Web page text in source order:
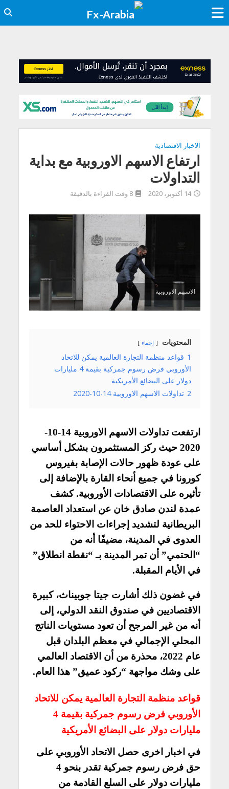
الاخبار الاقتصادية
ارتفاع الاسهم الاوروبية مع بداية
التداولات
14 أكتوبر، 2020 8 وقت القراءة بالدقيقة
الاسهم الاوروبية
المحتويات إخفاء
1 قواعد منظمة التجارة العالمية يمكن للاتحاد
الأوروبي فرض رسوم جمركية بقيمة 4 مليارات
دولار على البضائع الأمريكية
2 تداولات الاسهم الاوروبية 14-10-2020
ارتفعت تداولات الاسهم الاوروبية 14-10-
2020 حيث ركز المستثمرون بشكل أساسي
على عودة ظهور حالات الإصابة بفيروس
كورونا في جميع أنحاء القارة بالإضافة إلى
تأثيره على الاقتصادات الأوروبية. كشف
عمدة لندن صادق خان عن استعداد العاصمة
البريطانية لتشديد إجراءات الاحتواء للحد من
العدوى في المدينة، مضيفًا أنه من
“الحتمي” أن تمر المدينة بـ “نقطة انطلاق”
في الأيام المقبلة.
في غضون ذلك أشارت جيتا جوبيناث، كبيرة
الاقتصاديين في صندوق النقد الدولي، إلى
أنه من غير المرجح أن تعود مستويات الناتج
المحلي الإجمالي في معظم البلدان قبل
عام 2022، محذرة من أن الاقتصاد العالمي
على وشك مواجهة “ركود عميق” هذا العام.
قواعد منظمة التجارة العالمية يمكن للاتحاد
الأوروبي فرض رسوم جمركية بقيمة 4
مليارات دولار على البضائع الأمريكية
في اخبار اخرى حصل الاتحاد الأوروبي على
حق فرض رسوم جمركية تقدر بنحو 4
مليارات دولار على السلع القادمة من